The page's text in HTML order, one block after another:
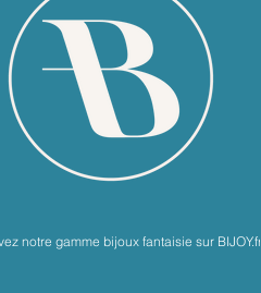
notre gamme bijoux fantaisie sur BIJOY.fr